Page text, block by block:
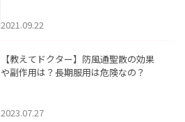
2021.09.22
【教えてドクター】防風通聖散の効果
や副作用は？長期服用は危険なの？
2023.07.27